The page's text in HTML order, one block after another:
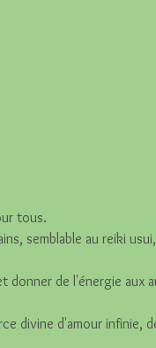
tous.
semblable au reiki
donner de l'énergie aux
divine d'amour infinie,